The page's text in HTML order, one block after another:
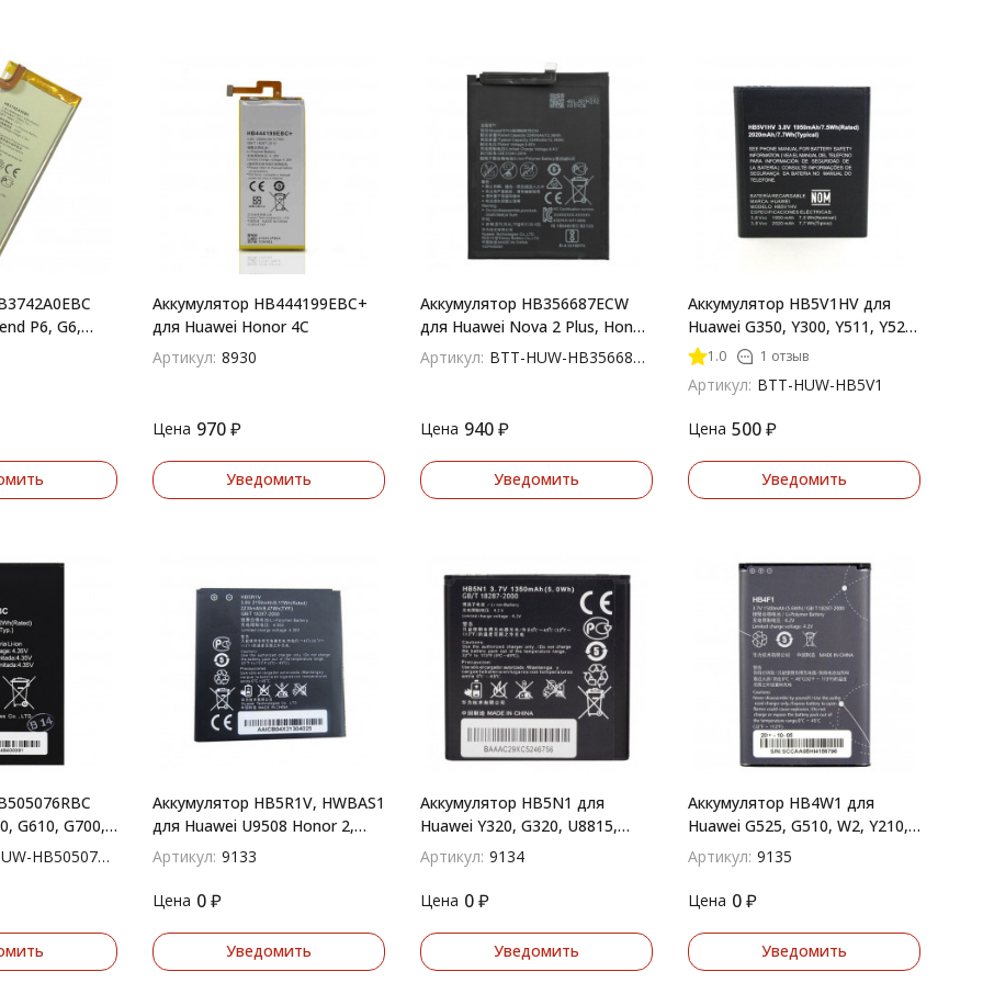
P6, G6,
Аккумулятор HB444199EBC+
для Huawei Honor 4C
Артикул: 8930
Цена 970 ₽
Уведомить
Аккумулятор HB356687ECW
для Huawei Nova 2 Plus, Honor
7X, Nova 3i, P30 Lite
Артикул: BTT-HUW-HB356687ECW
Цена 940 ₽
Уведомить
Аккумулятор HB5V1HV для
Huawei G350, Y300, Y511, Y520,
Y5C, Y541
1.0 1 отзыв
Артикул: BTT-HUW-HB5V1
Цена 500 ₽
Уведомить
G610, G700,
HB505076RBC
Аккумулятор HB5R1V, HWBAS1
для Huawei U9508 Honor 2,
Honor 3
Артикул: 9133
Цена 0 ₽
Уведомить
Аккумулятор HB5N1 для
Huawei Y320, G320, U8815,
G300, U8812D, U8825D
Артикул: 9134
Цена 0 ₽
Уведомить
Аккумулятор HB4W1 для
Huawei G525, G510, W2, Y210,
Y530
Артикул: 9135
Цена 0 ₽
Уведомить